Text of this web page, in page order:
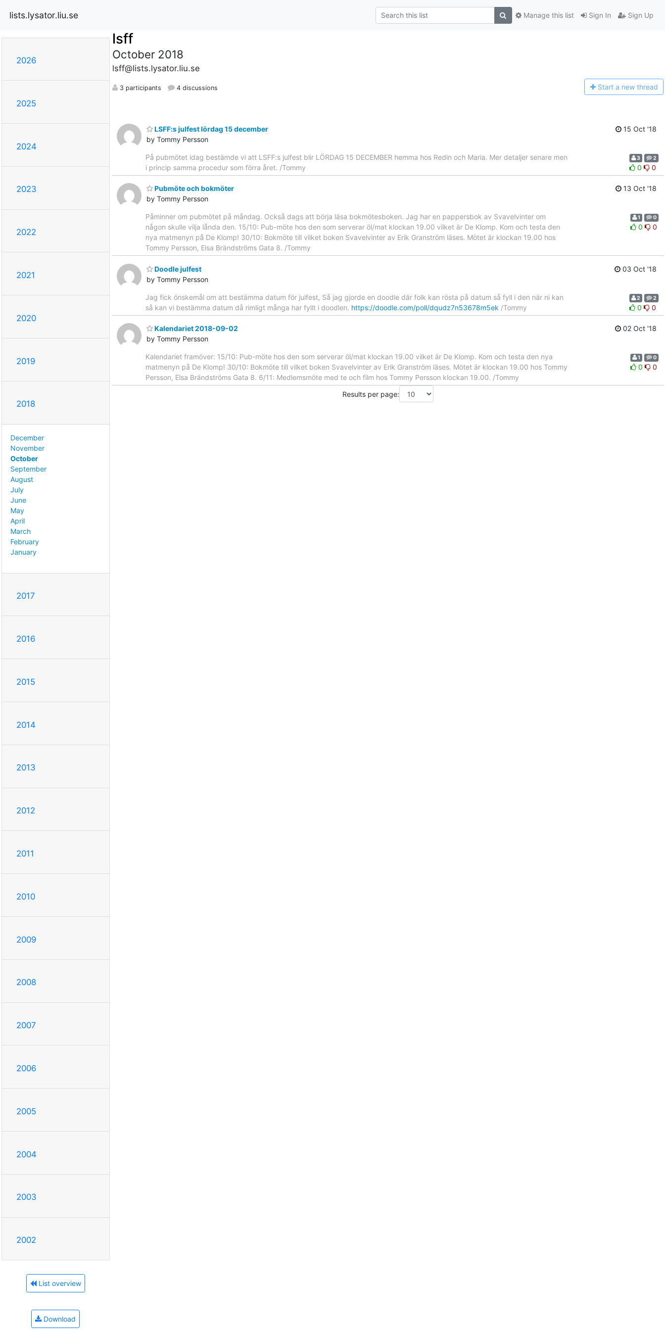
lists.lysator.liu.se Sign In Sign Up
Manage this list
2026
2025
2024
2023
2022
2021
2020
2019
2018
December
November
October
September
August
July
June
May
April
March
February
January
2017
2016
2015
2014
2013
2012
2011
2010
2009
2008
2007
2006
2005
2004
2003
2002
List overview
Download
lsff
October 2018
lsff@lists.lysator.liu.se
3 participants 4 discussions Start a new thread
LSFF:s julfest lördag 15 december
by Tommy Persson
15 Oct '18
På pubmötet idag bestämde vi att LSFF:s julfest blir LÖRDAG 15 DECEMBER hemma hos Redin och Maria. Mer detaljer senare men
i princip samma procedur som förra året. /Tommy
3 2
0 0
Pubmöte och bokmöter
by Tommy Persson
13 Oct '18
Påminner om pubmötet på måndag. Också dags att börja läsa bokmötesboken. Jag har en pappersbok av Svavelvinter om
någon skulle vilja lånda den. 15/10: Pub-möte hos den som serverar öl/mat klockan 19.00 vilket är De Klomp. Kom och testa den
nya matmenyn på De Klomp! 30/10: Bokmöte till vilket boken Svavelvinter av Erik Granström läses. Mötet är klockan 19.00 hos
Tommy Persson, Elsa Brändströms Gata 8. /Tommy
1 0
0 0
Doodle julfest
by Tommy Persson
03 Oct '18
Jag fick önskemål om att bestämma datum för julfest, Så jag gjorde en doodle där folk kan rösta på datum så fyll i den när ni kan
så kan vi bestämma datum då rimligt många har fyllt i doodlen. https://doodle.com/poll/dqudz7n53678m5ek /Tommy
2 2
0 0
Kalendariet 2018-09-02
by Tommy Persson
02 Oct '18
Kalendariet framöver: 15/10: Pub-möte hos den som serverar öl/mat klockan 19.00 vilket är De Klomp. Kom och testa den nya
matmenyn på De Klomp! 30/10: Bokmöte till vilket boken Svavelvinter av Erik Granström läses. Mötet är klockan 19.00 hos Tommy
Persson, Elsa Brändströms Gata 8. 6/11: Medlemsmöte med te och film hos Tommy Persson klockan 19.00. /Tommy
1 0
0 0
Results per page: